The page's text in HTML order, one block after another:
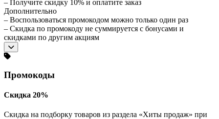
– Получите скидку 10% и оплатите заказ
Дополнительно
– Воспользоваться промокодом можно только один раз
– Скидка по промокоду не суммируется с бонусами и
скидками по другим акциям
Промокоды
Скидка 20%
Скидка на подборку товаров из раздела «Хиты продаж» при